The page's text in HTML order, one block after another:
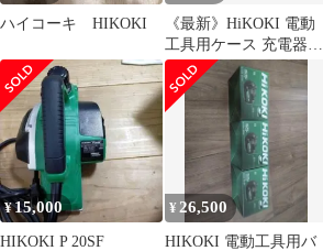
ハイコーキ HIKOKI
《最新》HiKOKI 電動
工具用ケース 充電器セ
ット
¥15,000
HIKOKI P 20SF
¥ 26,500
HIKOKI 電動工具用バ